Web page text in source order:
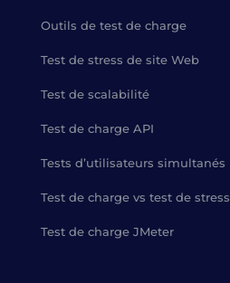
Outils de test de charge
Test de stress de site Web
Test de scalabilité
Test de charge API
Tests d’utilisateurs simultanés
Test de charge vs test de stress
Test de charge JMeter